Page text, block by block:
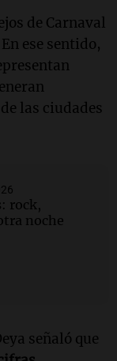
de Carnaval
En ese sentido,
las ciudades
rock,
noche
señaló que